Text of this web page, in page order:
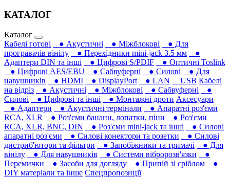
КАТАЛОГ
Каталог
Кабелі готові
● Акустичні ● Міжблокові
● Для
програвачів вінілу
● Перехідники mini-jack 3.5 мм
●
Адаптери DIN та інші
● Цифрові S/PDIF
● Оптичні Toslink
● Цифрові AES/EBU
● Сабвуферні ● Силові
● Для
навушників‎
● HDMI ● DisplayPort ● LAN USB Кабелі
на відріз
● Акустичні ● Міжблокові ● Сабвуферні
●
Силові
● Цифрові та інші ● Монтажні дроти Аксесуари
● Адаптери
● Акустичні термінали
● Апаратні роз'єми
RCA, XLR
● Роз'єми банани, лопатки, піни
● Роз'єми
RCA, XLR, BNC, DIN
● Роз'єми mini-jack та інші
● Силові
апаратні роз'єми
● Силові конектори та розетки
● Силові
дистриб'ютори та фільтри
● Запобіжники та тримачі
● Для
вінілу
● Для навушників‎ ● Системи вібророзв'язки
●
Перемички
● Засоби для догляду ● Припій зі сріблом
●
DIY матеріали та інше Спецпропозиції